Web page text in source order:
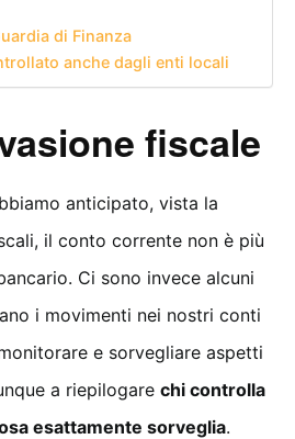
di Finanza
anche dagli enti locali
fiscale
anticipato, vista la
il conto corrente non è più
Ci sono invece alcuni
i movimenti nei nostri conti
e sorvegliare aspetti
a riepilogare chi controlla
esattamente sorveglia.